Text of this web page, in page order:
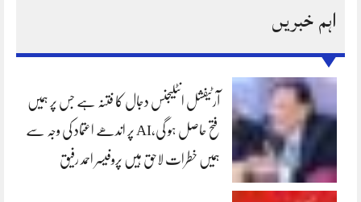
اہم خبریں
آرٹیفشل انٹلیجنس دجال کا فتنہ ہے جس پر ہمیں
فتح حاصل ہو گی،AI پر اندھے اعتماد کی وجہ سے
ہمیں خطرات لاحق ہیں پروفیسر احمد رفیق